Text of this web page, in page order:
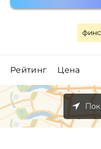
Рейтинг Цена